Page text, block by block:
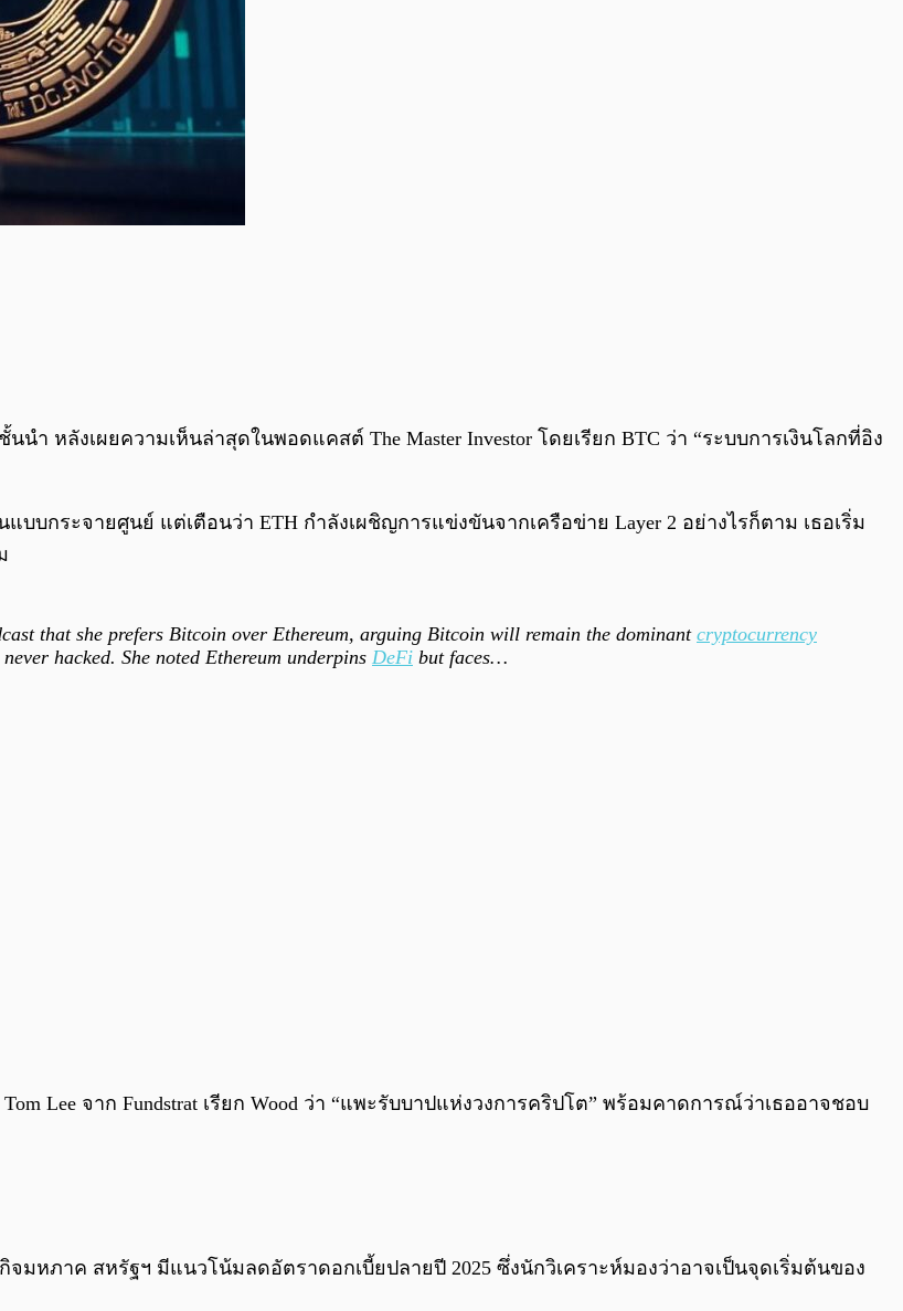
/0:00
นำ หลังเผยความเห็นล่าสุดในพอดแคสต์ The Master Investor โดยเรียก BTC ว่า “ระบบการเงินโลกที่อิง
แบบกระจายศูนย์ แต่เตือนว่า ETH กำลังเผชิญการแข่งขันจากเครือข่าย Layer 2 อย่างไรก็ตาม เธอเริ่ม
that she prefers Bitcoin over Ethereum, arguing Bitcoin will remain the dominant cryptocurrency
hacked. She noted Ethereum underpins DeFi but faces…
Lee จาก Fundstrat เรียก Wood ว่า “แพะรับบาปแห่งวงการคริปโต” พร้อมคาดการณ์ว่าเธออาจชอบ
มหภาค สหรัฐฯ มีแนวโน้มลดอัตราดอกเบี้ยปลายปี 2025 ซึ่งนักวิเคราะห์มองว่าอาจเป็นจุดเริ่มต้นของ